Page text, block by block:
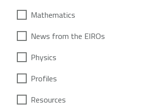
Mathematics
News from the EIROs
Physics
Profiles
Resources